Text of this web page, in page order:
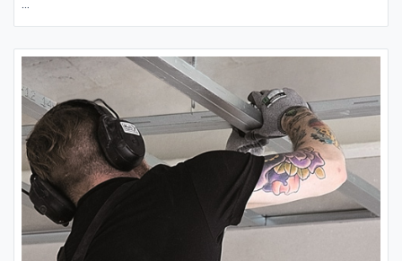
ansträngning går det att hänga upp tunga föremål i gipsskivan -
och du behöver varken ankare, expander eller specialskruv för
att göra det!
Ultra Board ® ger ett skruvfast förstalag och Norgips
Standardskiva som andralag skapar perfekta förutsättningar
för enkel ytbehandling. Gips i båda lagen är en säker
konstruktion i många avseenden; för brandsäkerhet,
ljudisolering och minimal risk för sprickor och utböjningar pga
rörelser i underlaget.